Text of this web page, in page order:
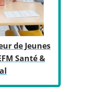
de Jeunes
Santé &